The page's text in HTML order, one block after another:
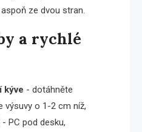
ze dvou stran.
a rychlé
kýve - dotáhněte
výsuvy o 1-2 cm níž,
PC pod desku,